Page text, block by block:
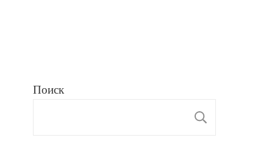
Поиск